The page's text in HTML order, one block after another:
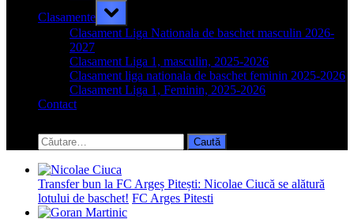
Clasamente
Toggle
sub-
menu
Clasament Liga Nationala de baschet masculin 2026-
2027
Clasament Liga 1, masculin, 2025-2026
Clasament liga nationala de baschet feminin 2025-2026
Clasament Liga 1, Feminin, 2025-2026
Contact
search
form
Caută
după:
Transfer bun la FC Argeș Pitești: Nicolae Ciucă se alătură
lotului de baschet! FC Arges Pitesti